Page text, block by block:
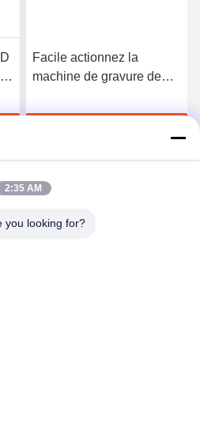
Facile actionnez la
machine de gravure de
numérique par ordinateur,
2:35 AM
you looking for?